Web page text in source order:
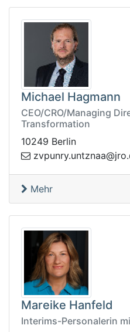
Michael Hagmann
CEO/CRO/Managing
Transformation
10249 Berlin
rnupvz
Mehr
Mareike Hanfeld
Interims-Personalerin